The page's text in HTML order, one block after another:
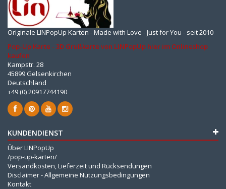
Originale LINPopUp Karten - Made with Love - Just for You - seit 2010
Pop-Up Karte - 3D Grußkarte von LINPopUp hier im Onlineshop
kaufen
Kampstr. 28
45899 Gelsenkirchen
Deutschland
+49 (0) 20917744190
KUNDENDIENST
Über LINPopUp
/pop-up-karten/
Versandkosten, Lieferzeit und Rücksendungen
Disclaimer - Allgemeine Nutzungsbedingungen
Kontakt